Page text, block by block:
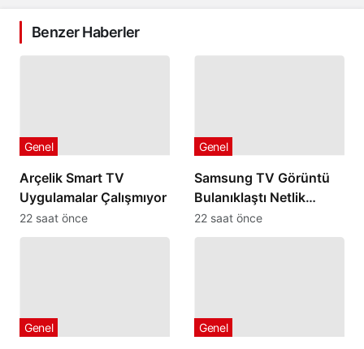
Benzer Haberler
Arçelik Smart TV
Uygulamalar Çalışmıyor
Genel
22 saat önce
Samsung TV Görüntü
Bulanıklaştı Netlik
Ayarları İşe Yaramıyorsa
Genel
22 saat önce
Genel Genel